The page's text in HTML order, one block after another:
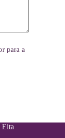
para a
Eita